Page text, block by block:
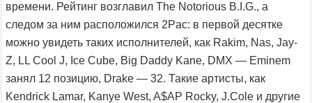
времени. Рейтинг возглавил The Notorious B.I.G., а
следом за ним расположился 2Pac: в первой десятке
можно увидеть таких исполнителей, как Rakim, Nas, Jay-
Z, LL Cool J, Ice Cube, Big Daddy Kane, DMX — Eminem
занял 12 позицию, Drake — 32. Такие артисты, как
Kendrick Lamar, Kanye West, A$AP Rocky, J.Cole и другие